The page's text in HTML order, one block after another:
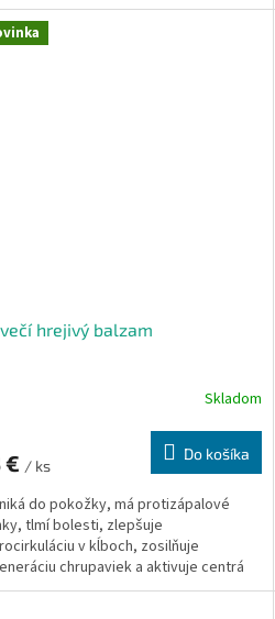
hrejivý balzam
Skladom
€ / ks
Do košíka
do pokožky, má protizápalové
tlmí bolesti, zlepšuje
v kĺboch, zosilňuje
chrupaviek a aktivuje centrá
kĺbov.